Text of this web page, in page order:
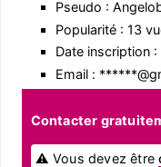
Pseudo :
Popularité : 13
Date inscription
Email :
Contacter
⚠ Vous devez être